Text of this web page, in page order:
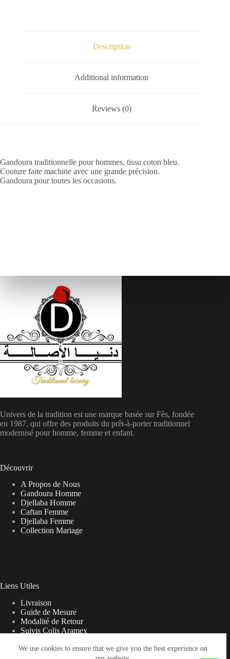
We use cookies to ensure that we give you the best experience on
Description
Additional information
Reviews (0)
Gandoura traditionnelle pour hommes, tissu coton bleu.
Couture faite machine avec une grande précision.
Gandoura pour toutes les occasions.
Univers de la tradition est une marque basée sur Fès, fondée
en 1987, qui offre des produits du prêt-à-porter traditionnel
modernisé pour homme, femme et enfant.
Découvrir
A Propos de Nous
Gandoura Homme
Djellaba Homme
Caftan Femme
Djellaba Femme
Collection Mariage
Liens Utiles
Livraison
Guide de Mesure
Modalité de Retour
Suivis Colis Aramex